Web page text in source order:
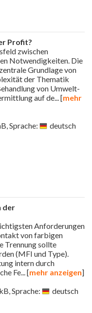
Profit?
zwischen
Notwendigkeiten. Die
Grundlage von
der Thematik
von Umwelt-
auf de... [mehr
Sprache:
deutsch
der
Anforderungen
von farbigen
Trennung sollte
(MFI und Type).
intern durch
Fe... [mehr anzeigen]
Sprache:
deutsch